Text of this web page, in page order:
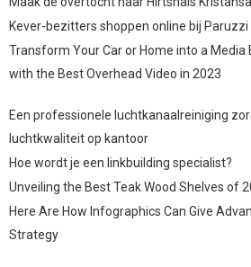
Kever-bezitters shoppen online bij Paruzzi
Transform Your Car or Home into a
with the Best Overhead Video in 2023
Een professionele luchtkanaalreiniging
luchtkwaliteit op kantoor
Hoe wordt je een linkbuilding specialist?
Unveiling the Best Teak Wood Shelves of
Here Are How Infographics Can Give
Strategy